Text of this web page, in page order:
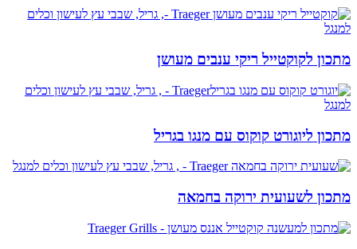
מתכון לקוקטייל ריקי ענבים מעושן
מתכון ליוגורט קוקוס עם מנגו בגריל
מתכון לשעועית ירוקה בחמאה